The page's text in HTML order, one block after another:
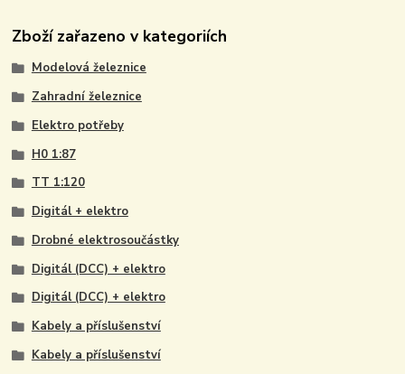
Zboží zařazeno v kategoriích
Modelová železnice
Zahradní železnice
Elektro potřeby
H0 1:87
TT 1:120
Digitál + elektro
Drobné elektrosoučástky
Digitál (DCC) + elektro
Digitál (DCC) + elektro
Kabely a příslušenství
Kabely a příslušenství